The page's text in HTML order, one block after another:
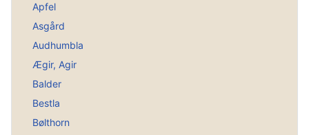
Apfel
Asgård
Audhumbla
Ægir, Agir
Balder
Bestla
Bølthorn